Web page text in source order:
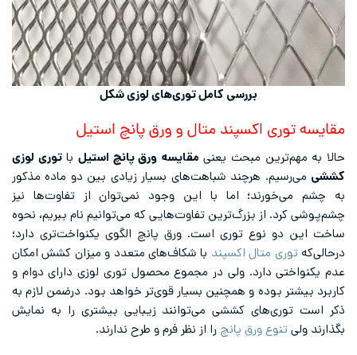
بررسی کامل توری‌های لوزی شکل
مقایسه توری اکسپند متال و ورق پانچ استیل
حالا به مهم‌ترین مبحث یعنی مقایسه ورق پانچ استیل باتوری لوزی
کششی می‌رسیم. هرچند شباهت‌های بسیار زیادی بین دو ماده مذکور
به چشم می‌خورند؛ اما با این‌ وجود نمی‌توان از تفاوت‌ها نیز
چشم‌پوشی کرد. از بزرگ‌ترین تفاوت‌هایی که می‌توانیم نام ببریم، نحوه
ساخت این دو نوع توری است. ورق پانچ الگوی یکنواخت‌تری دارد؛
درحالی‌کهتوری متال اکسپند با شکاف‌های متعدد و میزان کشش امکان
عدم یکنواختی دارد. ولی در مجموع محصول توری لوزی دارای دوام و
کاربرد بیشتر بوده و همچنین بسیار قوی‌تر خواهد بود. درضمن لازم به
ذکر است توری‌های کششی می‌توانند زیبایی بیشتری را به نمایش
بگذارند ولیتنوع ورق پانچ را از نظر فرم و طرح ندارند.